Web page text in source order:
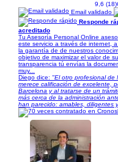
9,6 (18)
Email validado
Responde
acreditado
Tu Asesoría Personal Online
este servicio a través de internet,
la garantía de de nuestros
objetivo de maximizar el valor de
transparencia tú envías la
muy...
Diego dice: "El otro profesional de
merece calificación de excelente,
Barcelona y al tratarse de un
más cerca de la administración
han parecido: amables, diligentes